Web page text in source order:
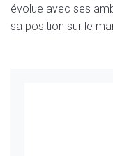
évolue avec ses
sa position sur le